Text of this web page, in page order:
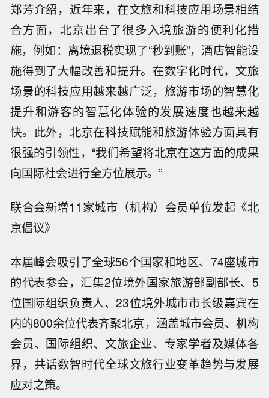
郑芳介绍，近年来，在文旅和科技应用场景相结
合方面，北京出台了很多入境旅游的便利化措
施，例如：离境退税实现了“秒到账”，酒店智能设
施得到了大幅改善和提升。在数字化时代，文旅
场景的科技应用越来越广泛，旅游市场的智慧化
提升和游客的智慧化体验的发展速度也越来越
快。此外，北京在科技赋能和旅游体验方面具有
很强的引领性，“我们希望将北京在这方面的成果
向国际社会进行全方位展示。”
联合会新增11家城市（机构）会员单位发起《北
京倡议》
本届峰会吸引了全球56个国家和地区、74座城市
的代表参会，汇集2位境外国家旅游部副部长、5
位国际组织负责人、23位境外城市市长级嘉宾在
内的800余位代表齐聚北京，涵盖城市会员、机构
会员、国际组织、文旅企业、专家学者及媒体各
界，共话数智时代全球文旅行业变革趋势与发展
应对之策。